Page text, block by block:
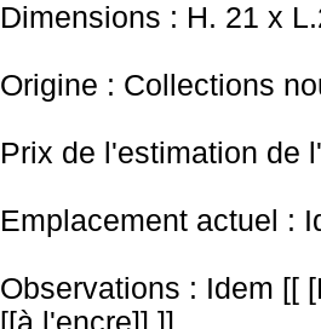
Dimensions : H. 21 x
Origine : Collections
Prix de l'estimation de
Emplacement actuel :
Observations : Idem [[
[[à l'encre]] ]]